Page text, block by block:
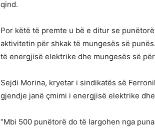
qind.
Por këtë të premte u bë e ditur se
aktivitetin për shkak të mungesës së
të energjisë elektrike dhe mungesës së
Sejdi Morina, kryetar i sindikatës së
gjendje janë çmimi i energjisë elektrike
“Mbi 500 punëtorë do të largohen nga